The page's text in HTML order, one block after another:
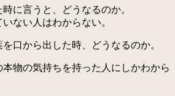
に言うと、どうなるのか。
ない人はわからない。
口から出した時、どうなるのか。
物の気持ちを持った人にしかわから